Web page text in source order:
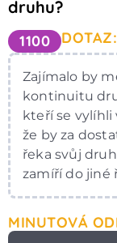
druhu?
1100 DOTAZ:
Zajímalo by
kontinuitu
kteří se vylíhli
že by za
řeka svůj
zamíří do jiné
MINUTOVÁ